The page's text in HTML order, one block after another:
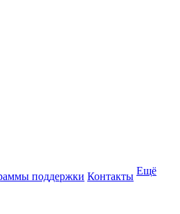
поддержки Контакты Ещё